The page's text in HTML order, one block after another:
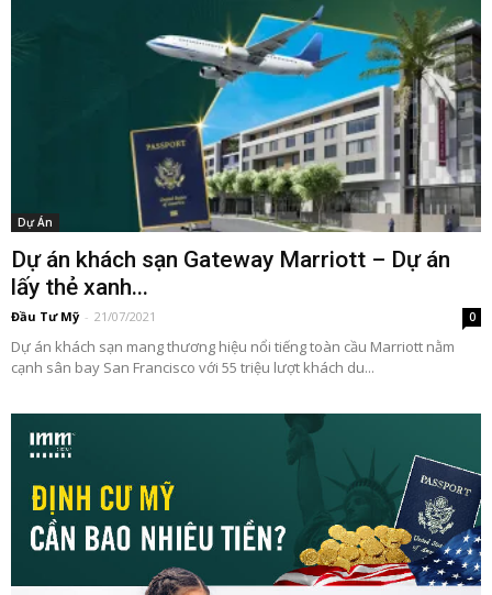
Dự Án
Dự án khách sạn Gateway Marriott – Dự án
lấy thẻ xanh...
Đầu Tư Mỹ - 21/07/2021 0
Dự án khách sạn mang thương hiệu nổi tiếng toàn cầu Marriott nằm
cạnh sân bay San Francisco với 55 triệu lượt khách du...